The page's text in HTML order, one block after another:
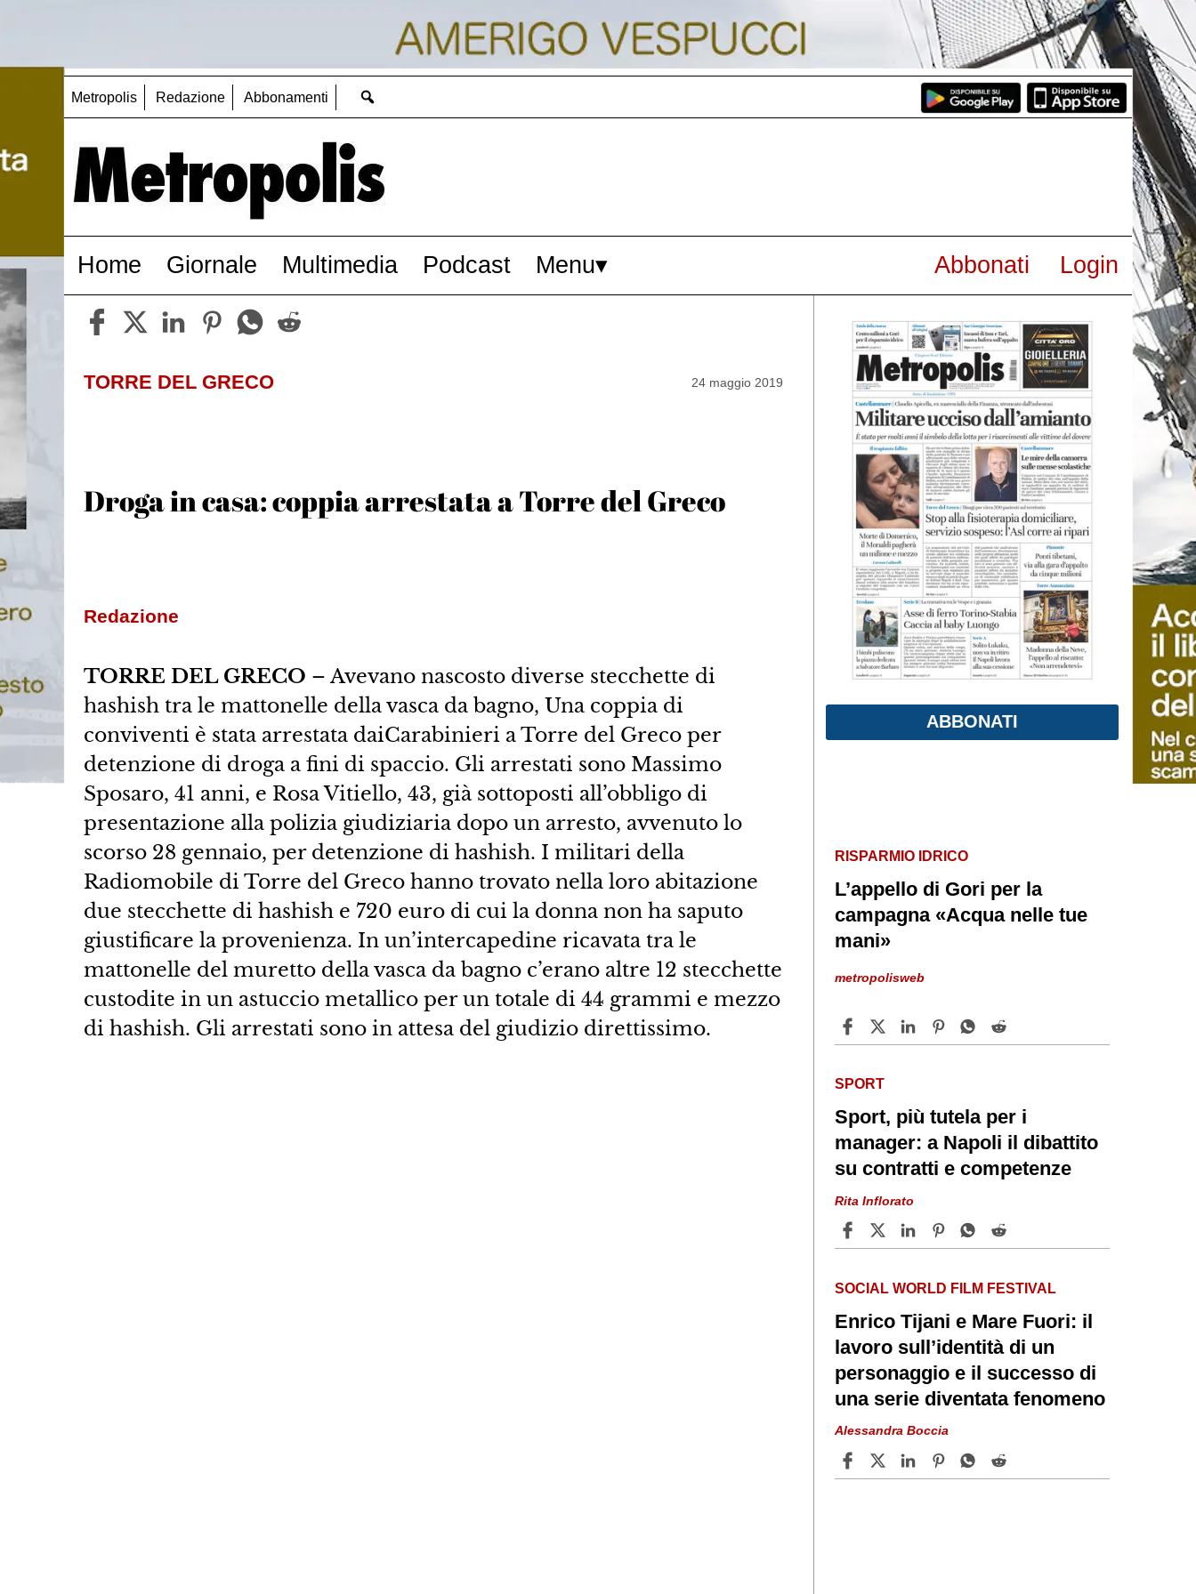
Metropolis Redazione Abbonamenti
Home Giornale Multimedia Podcast Menu Abbonati Login
TORRE DEL GRECO 24 maggio 2019
Droga in casa: coppia arrestata a Torre del Greco
Redazione
TORRE DEL GRECO – Avevano nascosto diverse stecchette di
hashish tra le mattonelle della vasca da bagno, Una coppia di
conviventi è stata arrestata daiCarabinieri a Torre del Greco per
detenzione di droga a fini di spaccio. Gli arrestati sono Massimo
Sposaro, 41 anni, e Rosa Vitiello, 43, già sottoposti all’obbligo di
presentazione alla polizia giudiziaria dopo un arresto, avvenuto lo
scorso 28 gennaio, per detenzione di hashish. I militari della
Radiomobile di Torre del Greco hanno trovato nella loro abitazione
due stecchette di hashish e 720 euro di cui la donna non ha saputo
giustificare la provenienza. In un’intercapedine ricavata tra le
mattonelle del muretto della vasca da bagno c’erano altre 12 stecchette
custodite in un astuccio metallico per un totale di 44 grammi e mezzo
di hashish. Gli arrestati sono in attesa del giudizio direttissimo.
ABBONATI
RISPARMIO IDRICO
L’appello di Gori per la
campagna «Acqua nelle tue
mani»
metropolisweb
SPORT
Sport, più tutela per i
manager: a Napoli il dibattito
su contratti e competenze
Rita Inflorato
SOCIAL WORLD FILM FESTIVAL
Enrico Tijani e Mare Fuori: il
lavoro sull’identità di un
personaggio e il successo di
una serie diventata fenomeno
Alessandra Boccia